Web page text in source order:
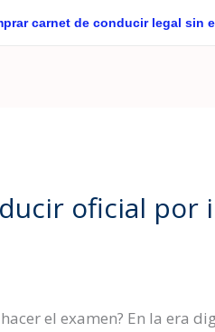
carnet de conducir legal sin
oficial por
el examen? En la era